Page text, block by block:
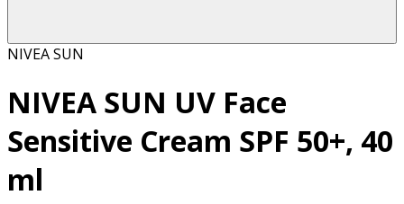
NIVEA SUN
NIVEA SUN UV Face
Sensitive Cream SPF 50+, 40
ml